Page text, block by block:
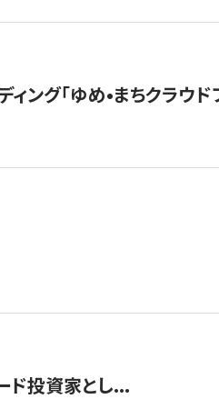
ング「ゆめ•まちクラウド
ド投資家とし...